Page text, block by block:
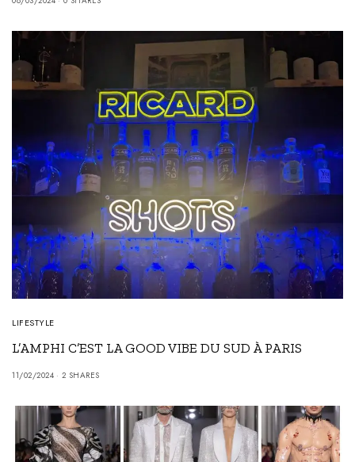
LIFESTYLE
L’AMPHI C’EST LA GOOD VIBE DU SUD À PARIS
11/02/2024 2 SHARES